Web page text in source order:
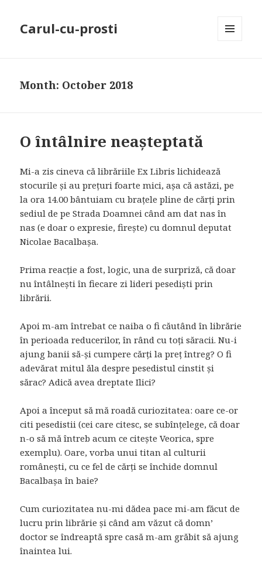
Carul-cu-prosti
Month: October 2018
O întâlnire neașteptată
Mi-a zis cineva că librăriile Ex Libris lichidează
stocurile și au prețuri foarte mici, așa că astăzi, pe
la ora 14.00 bântuiam cu brațele pline de cărți prin
sediul de pe Strada Doamnei când am dat nas în
nas (e doar o expresie, firește) cu domnul deputat
Nicolae Bacalbașa.
Prima reacție a fost, logic, una de surpriză, că doar
nu întâlnești în fiecare zi lideri pesediști prin
librării.
Apoi m-am întrebat ce naiba o fi căutând în librărie
în perioada reducerilor, în rând cu toți săracii. Nu-i
ajung banii să-și cumpere cărți la preț întreg? O fi
adevărat mitul ăla despre pesedistul cinstit și
sărac? Adică avea dreptate Ilici?
Apoi a început să mă roadă curiozitatea: oare ce-or
citi pesedistii (cei care citesc, se subînțelege, că doar
n-o să mă întreb acum ce citește Veorica, spre
exemplu). Oare, vorba unui titan al culturii
românești, cu ce fel de cărți se închide domnul
Bacalbașa în baie?
Cum curiozitatea nu-mi dădea pace mi-am făcut de
lucru prin librărie și când am văzut că domn’
doctor se îndreaptă spre casă m-am grăbit să ajung
înaintea lui.